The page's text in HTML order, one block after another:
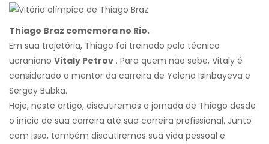
Thiago Braz comemora no Rio.
Em sua trajetória, Thiago foi treinado pelo técnico
ucraniano Vitaly Petrov . Para quem não sabe, Vitaly é
considerado o mentor da carreira de Yelena Isinbayeva e
Sergey Bubka.
Hoje, neste artigo, discutiremos a jornada de Thiago desde
o início de sua carreira até sua carreira profissional. Junto
com isso, também discutiremos sua vida pessoal e